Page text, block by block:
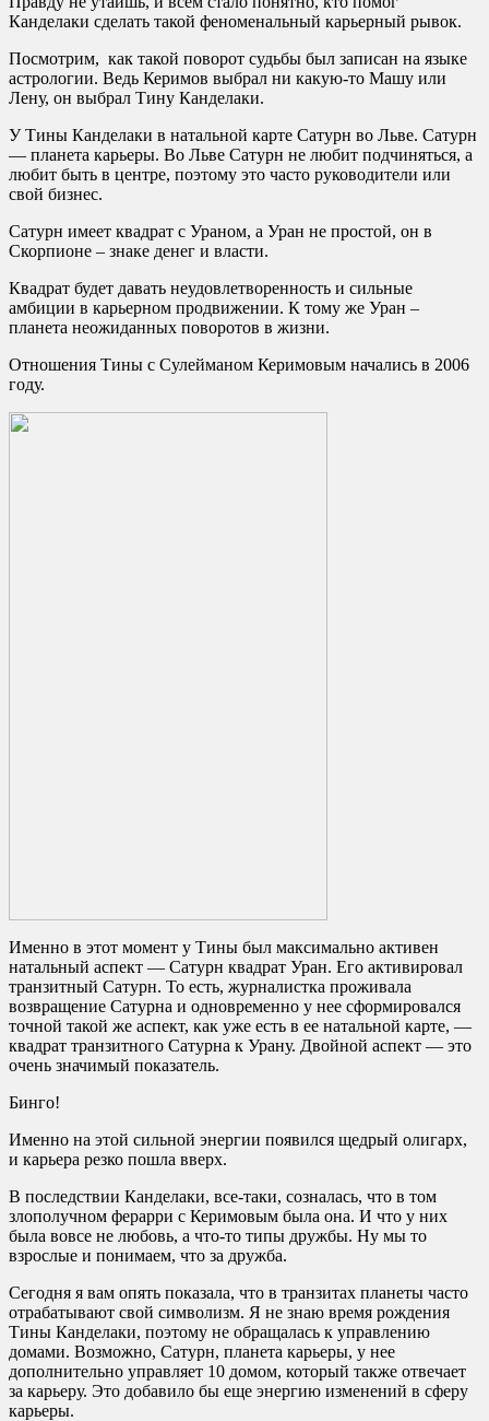
Канделаки сделать такой феноменальный карьерный рывок.
Посмотрим, как такой поворот судьбы был записан на языке
астрологии. Ведь Керимов выбрал ни какую-то Машу или
Лену, он выбрал Тину Канделаки.
У Тины Канделаки в натальной карте Сатурн во Льве. Сатурн
— планета карьеры. Во Льве Сатурн не любит подчиняться, а
любит быть в центре, поэтому это часто руководители или
свой бизнес.
Сатурн имеет квадрат с Ураном, а Уран не простой, он в
Скорпионе – знаке денег и власти.
Квадрат будет давать неудовлетворенность и сильные
амбиции в карьерном продвижении. К тому же Уран –
планета неожиданных поворотов в жизни.
Отношения Тины с Сулейманом Керимовым начались в 2006
году.
Именно в этот момент у Тины был максимально активен
натальный аспект — Сатурн квадрат Уран. Его активировал
транзитный Сатурн. То есть, журналистка проживала
возвращение Сатурна и одновременно у нее сформировался
точной такой же аспект, как уже есть в ее натальной карте, —
квадрат транзитного Сатурна к Урану. Двойной аспект — это
очень значимый показатель.
Бинго!
Именно на этой сильной энергии появился щедрый олигарх,
и карьера резко пошла вверх.
В последствии Канделаки, все-таки, созналась, что в том
злополучном ферарри с Керимовым была она. И что у них
была вовсе не любовь, а что-то типы дружбы. Ну мы то
взрослые и понимаем, что за дружба.
Сегодня я вам опять показала, что в транзитах планеты часто
отрабатывают свой символизм. Я не знаю время рождения
Тины Канделаки, поэтому не обращалась к управлению
домами. Возможно, Сатурн, планета карьеры, у нее
дополнительно управляет 10 домом, который также отвечает
за карьеру. Это добавило бы еще энергию изменений в сферу
карьеры.